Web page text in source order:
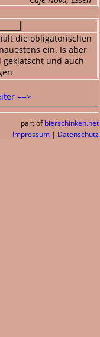
die obligatorischen
ein. Is aber
und auch
==>
part of bierschinken.net
Impressum | Datenschutz